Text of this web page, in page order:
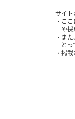
サイト
こ
や採
ま
と
掲載